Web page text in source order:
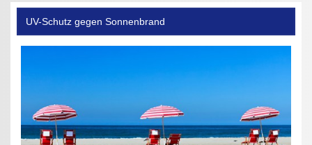
UV-Schutz gegen Sonnenbrand